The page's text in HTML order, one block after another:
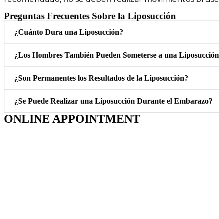
Preguntas Frecuentes Sobre la Liposucción
¿Cuánto Dura una Liposucción?
¿Los Hombres También Pueden Someterse a una
¿Son Permanentes los Resultados de la Liposucción?
¿Se Puede Realizar una Liposucción Durante el Embarazo?
ONLINE APPOINTMENT